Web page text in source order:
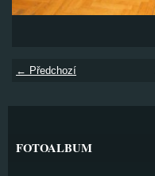
← Předchozí
FOTOALBUM